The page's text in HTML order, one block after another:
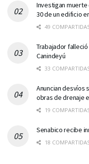
Investigan muerte
30 de un edificio
49
Trabajador
Canindeyú
33
Anuncian desvíos
obras de drenaje
19
Senabico recibe
18